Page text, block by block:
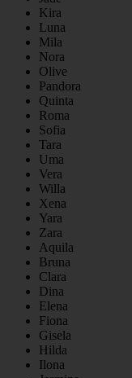
Kira
Luna
Mila
Nora
Olive
Pandora
Quinta
Roma
Sofia
Tara
Uma
Vera
Willa
Xena
Yara
Zara
Aquila
Bruna
Clara
Dina
Elena
Fiona
Gisela
Hilda
Ilona